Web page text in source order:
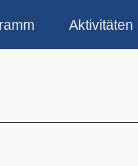
Aktivitäten